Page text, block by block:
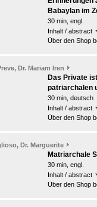
Babaylan im
30 min, engl.
Inhalt / abstract
Über den Shop
Dr. Mariam Iren
Das Private
patriarchalen
30 min, deutsch
Inhalt / abstract
Über den Shop
Dr. Marguerite
Matriarchale
30 min, engl.
Inhalt / abstract
Über den Shop